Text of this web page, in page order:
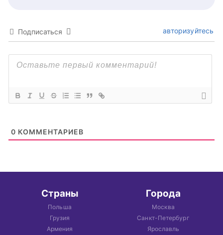
Подписаться авторизуйтесь
0 КОММЕНТАРИЕВ
Страны
Польша
Грузия
Армения
Города
Москва
Санкт-Петербург
Ярославль